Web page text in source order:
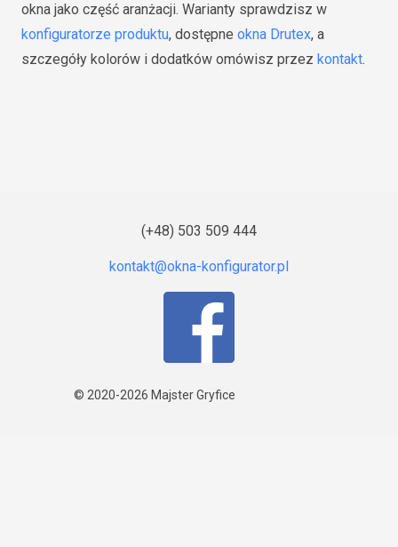
okna jako część aranżacji. Warianty sprawdzisz w
konfiguratorze produktu, dostępne okna Drutex, a
szczegóły kolorów i dodatków omówisz przez kontakt.
(+48) 503 509 444
© 2020-2026 Majster Gryfice